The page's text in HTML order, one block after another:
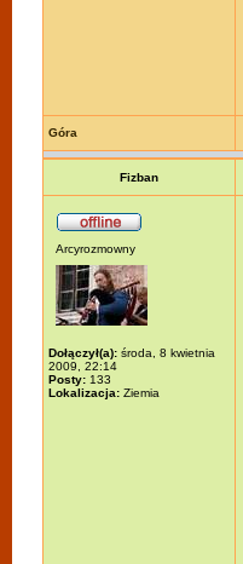
Góra
Fizban
Arcyrozmowny
Dołączył(a): środa, 8 kwietnia
2009, 22:14
Posty: 133
Lokalizacja: Ziemia